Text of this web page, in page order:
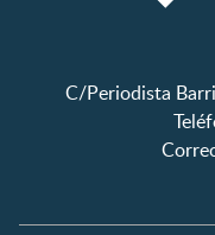
C/Periodista